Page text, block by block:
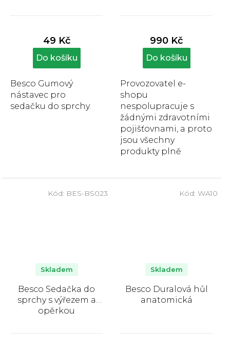
produktu
5,0
hvězdiček.
49 Kč
Do košíku
Besco Gumový
nástavec pro
sedačku do sprchy.
produktu
5,0
hvězdiček.
990 Kč
Do košíku
Provozovatel e-
shopu
nespolupracuje s
žádnými zdravotními
pojišťovnami, a proto
jsou všechny
produkty plně
Besco Sedačka do
sprchy s výřezem a
opěrkou
Skladem
Kód: BES-BS023
Besco Duralová hůl
anatomická
Skladem
Kód: WA10